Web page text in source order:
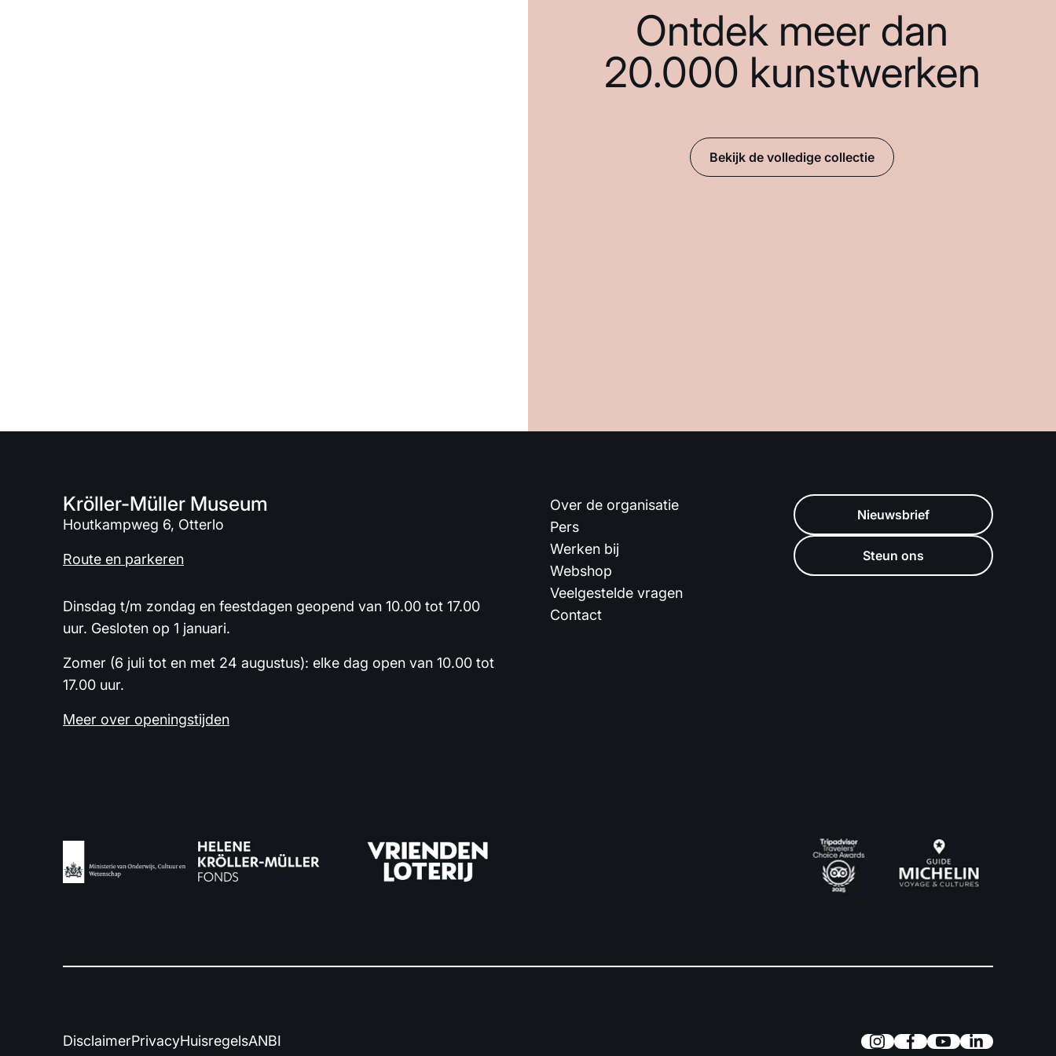
Ontdek meer dan
20.000 kunstwerken
Bekijk de volledige collectie
Kröller-Müller Museum
Houtkampweg 6, Otterlo
Route en parkeren
Dinsdag t/m zondag en feestdagen geopend van 10.00 tot 17.00
uur. Gesloten op 1 januari.
Zomer (6 juli tot en met 24 augustus): elke dag open van 10.00 tot
17.00 uur.
Meer over openingstijden
Over de organisatie
Pers
Werken bij
Webshop
Veelgestelde vragen
Contact
Nieuwsbrief
Steun ons
DisclaimerPrivacyHuisregelsANBI